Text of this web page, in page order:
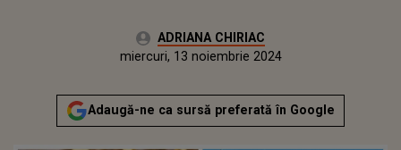
Autor:ADRIANA CHIRIAC
luni, 13 noiembrie 2023Actualizat:
miercuri, 13 noiembrie 2024
Adaugă-ne ca sursă preferată în Google